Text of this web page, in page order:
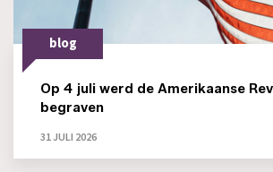
blog
Op 4 juli werd de Amerikaanse
begraven
31 JULI 2026